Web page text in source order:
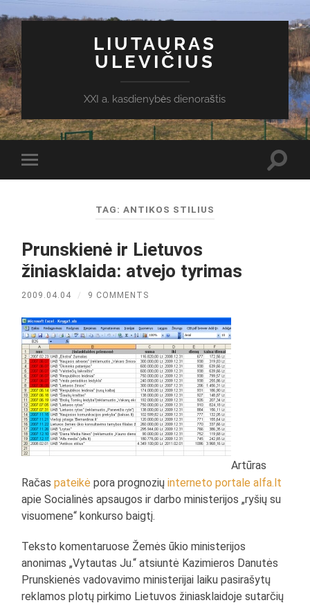
LIUTAURAS
ULEVIČIUS
XXI a. kasdienybės dienoraštis
Toggle
mobile
TAG: ANTIKOS STILIUS
Prunskienė ir Lietuvos
žiniasklaida: atvejo tyrimas
2009.04.04 / 9 COMMENTS
Artūras
Račaspateikė pora prognoziųinterneto portale alfa.lt
apie Socialinės apsaugos ir darbo ministerijos „ryšių su
visuomene“ konkurso baigtį.
Teksto komentaruose Žemės ūkio ministerijos
anonimas „Vytautas Ju.“ atsiuntė Kazimieros Danutės
Prunskienės vadovavimo ministerijai laiku pasirašytų
reklamos plotų pirkimo Lietuvos žiniasklaidoje sutarčių